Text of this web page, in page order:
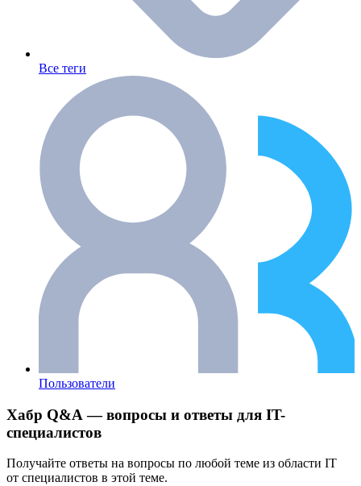
Все теги
Пользователи
Хабр Q&A — вопросы и ответы для IT-
специалистов
Получайте ответы на вопросы по любой теме из области IT
от специалистов в этой теме.